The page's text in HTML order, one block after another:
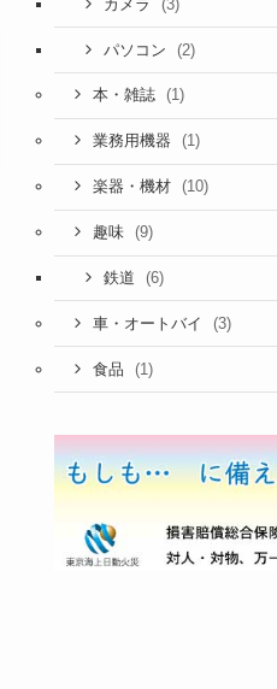
カメラ (3)
パソコン (2)
本・雑誌 (1)
業務用機器 (1)
楽器・機材 (10)
趣味 (9)
鉄道 (6)
車・オートバイ (3)
食品 (1)